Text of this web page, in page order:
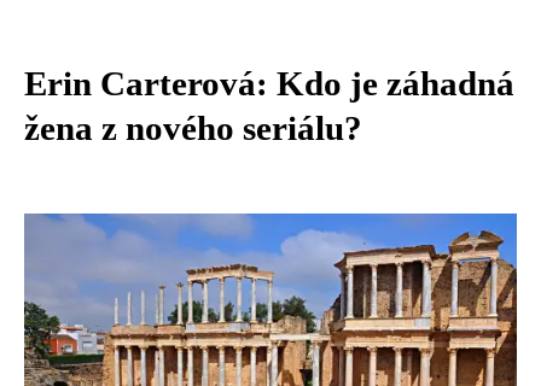
Erin Carterová: Kdo je záhadná
žena z nového seriálu?